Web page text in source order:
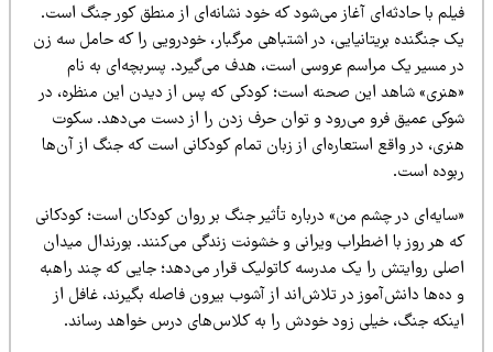
با حادثه‌ای آغاز می‌شود که خود نشانه‌ای از منطق کور جنگ است.
جنگنده بریتانیایی، در اشتباهی مرگبار، خودرویی را که حامل سه زن
مسیر یک مراسم عروسی است، هدف می‌گیرد. پسربچه‌ای به نام
شاهد این صحنه است؛ کودکی که پس از دیدن این منظره، در
عمیق فرو می‌رود و توان حرف زدن را از دست می‌دهد. سکوت
در واقع استعاره‌ای از زبان تمام کودکانی است که جنگ از آن‌ها
است.
در چشم من» درباره تأثیر جنگ بر روان کودکان است؛ کودکانی
هر روز با اضطراب ویرانی و خشونت زندگی می‌کنند. بورندال میدان
روایتش را یک مدرسه کاتولیک قرار می‌دهد؛ جایی که چند راهبه
ده‌ها دانش‌آموز در تلاش‌اند از آشوب بیرون فاصله بگیرند، غافل از
جنگ، خیلی زود خودش را به کلاس‌های درس خواهد رساند.